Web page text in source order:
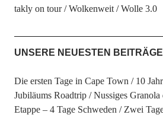
takly on tour
Wolkenweit Wolle 3.0
UNSERE NEUESTEN BEITRÄGE
Die ersten Tage in Cape Town
10
Jubiläums Roadtrip
Nussiges Granola
Etappe – 4 Tage Schweden
Zwei